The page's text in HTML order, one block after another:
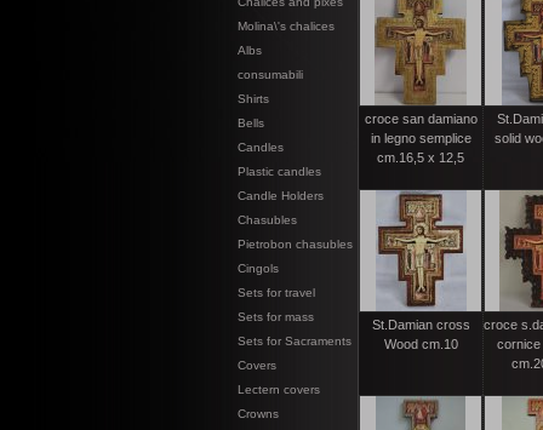
Molina\'s chalices
Albs
consumabili
Shirts
Bells
Candles
Plastic candles
Candle Holders
Chasubles
Pietrobon chasubles
Cingols
Sets for travel
Sets for mass
Sets for Sacraments
Covers
Lectern covers
Crowns
croce san damiano
in legno semplice
cm.16,5 x 12,5
solid
St.Damian cross
Wood cm.10
croce
cornice